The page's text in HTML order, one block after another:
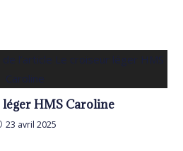
HMS Caroline
23 avril 2025